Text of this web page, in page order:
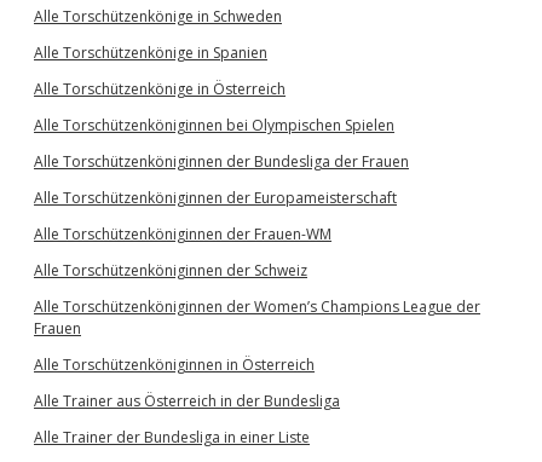
Alle Torschützenkönige in Schweden
Alle Torschützenkönige in Spanien
Alle Torschützenkönige in Österreich
Alle Torschützenköniginnen bei Olympischen Spielen
Alle Torschützenköniginnen der Bundesliga der Frauen
Alle Torschützenköniginnen der Europameisterschaft
Alle Torschützenköniginnen der Frauen-WM
Alle Torschützenköniginnen der Schweiz
Alle Torschützenköniginnen der Women’s Champions League der
Frauen
Alle Torschützenköniginnen in Österreich
Alle Trainer aus Österreich in der Bundesliga
Alle Trainer der Bundesliga in einer Liste